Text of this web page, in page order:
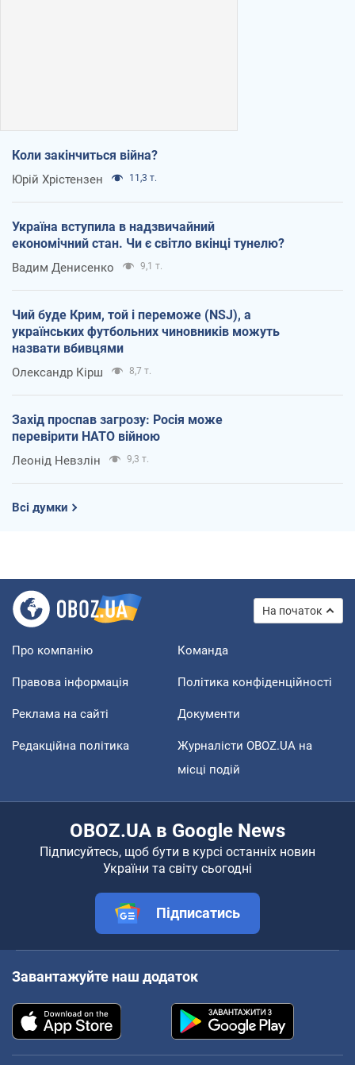
Коли закінчиться війна?
Юрій Хрістензен 11,3 т.
Україна вступила в надзвичайний
економічний стан. Чи є світло вкінці тунелю?
Вадим Денисенко 9,1 т.
Чий буде Крим, той і переможе (NSJ), а
українських футбольних чиновників можуть
назвати вбивцями
Олександр Кірш 8,7 т.
Захід проспав загрозу: Росія може
перевірити НАТО війною
Леонід Невзлін 9,3 т.
Всі думки
На початок
Про компанію Команда
Правова інформація Політика конфіденційності
Реклама на сайті Документи
Редакційна політика
Журналісти OBOZ.UA на
місці подій
OBOZ.UA в Google News
Підписуйтесь, щоб бути в курсі останніх новин
України та світу сьогодні
Підписатись
Завантажуйте наш додаток